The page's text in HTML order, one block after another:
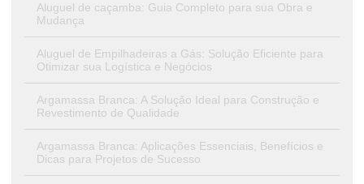
Aluguel de caçamba: Guia Completo para sua Obra e
Mudança
Aluguel de Empilhadeiras a Gás: Solução Eficiente para
Otimizar sua Logística e Negócios
Argamassa Branca: A Solução Ideal para Construção e
Revestimento de Qualidade
Argamassa Branca: Aplicações Essenciais, Benefícios e
Dicas para Projetos de Sucesso